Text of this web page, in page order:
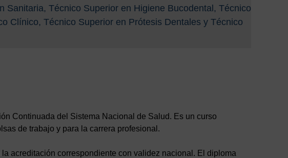
Técnico Superior en Higiene Bucodental, Técnico
Clínico, Técnico Superior en Prótesis Dentales y Técnico
Continuada del Sistema Nacional de Salud. Es un curso
de trabajo y para la carrera profesional.
acreditación correspondiente con validez nacional. El diploma